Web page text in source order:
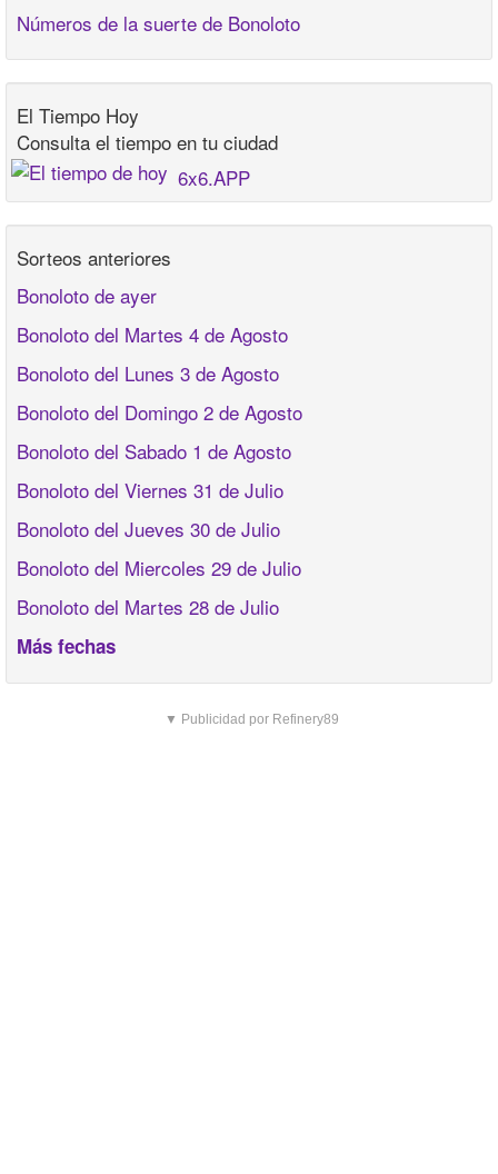
Números de la suerte de Bonoloto
El Tiempo Hoy
Consulta el tiempo en tu ciudad
6x6.APP
Sorteos anteriores
Bonoloto de ayer
Bonoloto del Martes 4 de Agosto
Bonoloto del Lunes 3 de Agosto
Bonoloto del Domingo 2 de Agosto
Bonoloto del Sabado 1 de Agosto
Bonoloto del Viernes 31 de Julio
Bonoloto del Jueves 30 de Julio
Bonoloto del Miercoles 29 de Julio
Bonoloto del Martes 28 de Julio
Más fechas
▼ Publicidad por Refinery89